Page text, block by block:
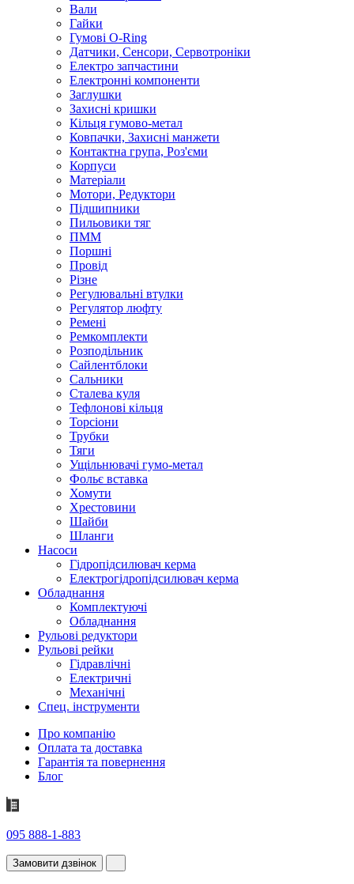
Вали
Гайки
Гумові O-Ring
Датчики, Сенсори, Сервотроніки
Електро запчастини
Електронні компоненти
Заглушки
Захисні кришки
Кільця гумово-метал
Ковпачки, Захисні манжети
Контактна група, Роз'єми
Корпуси
Матеріали
Мотори, Редуктори
Підшипники
Пильовики тяг
ПММ
Поршні
Провід
Різне
Регулювальні втулки
Регулятор люфту
Ремені
Ремкомплекти
Розподільник
Сайлентблоки
Сальники
Сталева куля
Тефлонові кільця
Торсіони
Трубки
Тяги
Ущільнювачі гумо-метал
Фольє вставка
Хомути
Хрестовини
Шайби
Шланги
Насоси
Гідропідсилювач керма
Електрогідропідсилювач керма
Обладнання
Комплектуючі
Обладнання
Рульові редуктори
Рульові рейки
Гідравлічні
Електричні
Механічні
Спец. інструменти
Про компанію
Оплата та доставка
Гарантія та повернення
Блог
095 888-1-883
Замовити дзвінок